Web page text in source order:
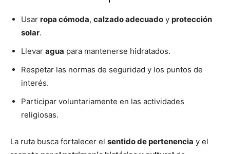
Usar ropa cómoda, calzado adecuado y protección
solar.
Llevar agua para mantenerse hidratados.
Respetar las normas de seguridad y los puntos de
interés.
Participar voluntariamente en las actividades
religiosas.
La ruta busca fortalecer el sentido de pertenencia y el